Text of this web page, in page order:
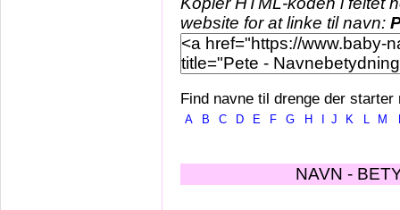
website for at linke til navn:
Find navne til drenge der starter
A B C D E F G H J K L M
NAVN -